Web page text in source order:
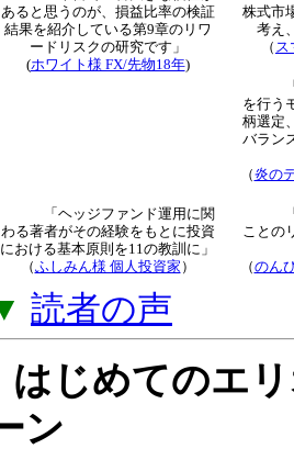
解説」をご提供し
「オプション
読者による新
「本書で一番大きな価値が
あると思うのが、損益比率
の検証結果を紹介している
第9章のリワードリスクの
研究です」
ホワイト様 FX/先物18年
よ